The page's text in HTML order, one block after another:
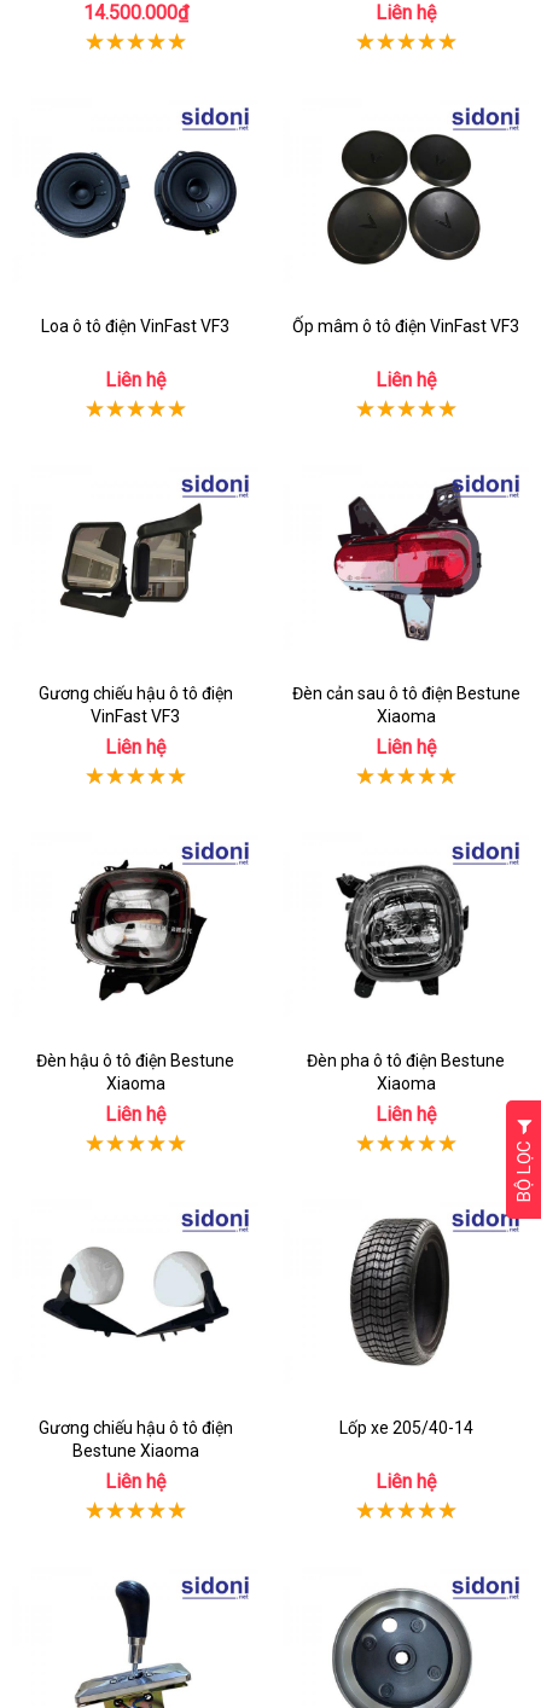
14.500.000₫ Liên hệ
Loa ô tô điện VinFast VF3
Liên hệ
Ốp mâm ô tô điện VinFast VF3
Liên hệ
Gương chiếu hậu ô tô điện
VinFast VF3
Liên hệ
Đèn cản sau ô tô điện Bestune
Xiaoma
Liên hệ
Đèn hậu ô tô điện Bestune
Xiaoma
Liên hệ
Đèn pha ô tô điện Bestune
Xiaoma
Liên hệ
Gương chiếu hậu ô tô điện
Bestune Xiaoma
Liên hệ
Lốp xe 205/40-14
Liên hệ
BỘ LỌC